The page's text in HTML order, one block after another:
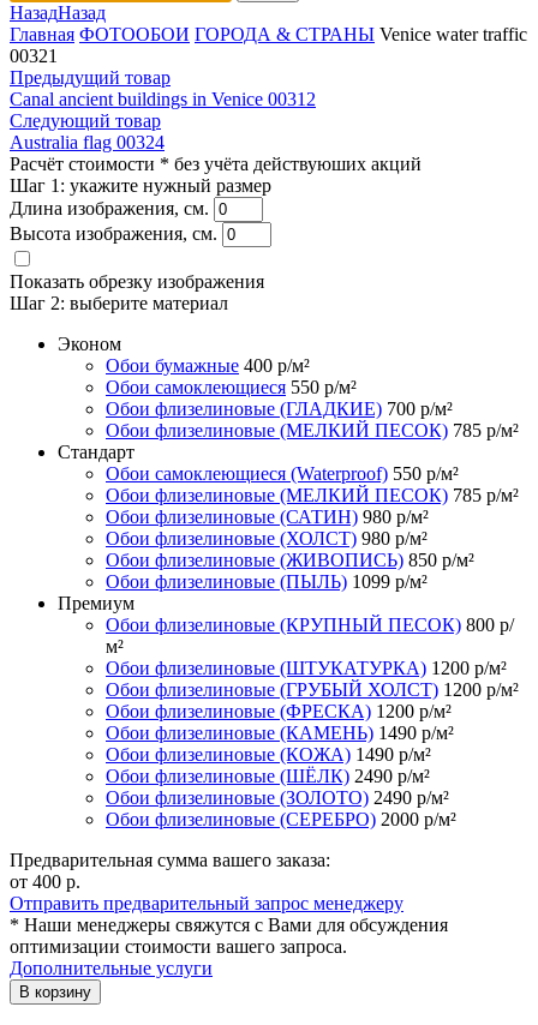
НазадНазад
Главная ФОТООБОИ ГОРОДА & СТРАНЫ Venice water traffic
00321
Предыдущий товар
Сanal ancient buildings in Venice 00312
Следующий товар
Australia flag 00324
Расчёт стоимости * без учёта действуюших акций
Шаг 1: укажите нужный размер
Длина изображения, см.
Высота изображения, см.
Показать обрезку изображения
Шаг 2: выберите материал
Эконом
Обои бумажные 400 р/м²
Обои самоклеющиеся 550 р/м²
Обои флизелиновые (ГЛАДКИЕ) 700 р/м²
Обои флизелиновые (МЕЛКИЙ ПЕСОК) 785 р/м²
Стандарт
Обои самоклеющиеся (Waterproof) 550 р/м²
Обои флизелиновые (МЕЛКИЙ ПЕСОК) 785 р/м²
Обои флизелиновые (САТИН) 980 р/м²
Обои флизелиновые (ХОЛСТ) 980 р/м²
Обои флизелиновые (ЖИВОПИСЬ) 850 р/м²
Обои флизелиновые (ПЫЛЬ) 1099 р/м²
Премиум
Обои флизелиновые (КРУПНЫЙ ПЕСОК) 800 р/
м²
Обои флизелиновые (ШТУКАТУРКА) 1200 р/м²
Обои флизелиновые (ГРУБЫЙ ХОЛСТ) 1200 р/м²
Обои флизелиновые (ФРЕСКА) 1200 р/м²
Обои флизелиновые (КАМЕНЬ) 1490 р/м²
Обои флизелиновые (КОЖА) 1490 р/м²
Обои флизелиновые (ШЁЛК) 2490 р/м²
Обои флизелиновые (ЗОЛОТО) 2490 р/м²
Обои флизелиновые (СЕРЕБРО) 2000 р/м²
Предварительная сумма вашего заказа:
от 400 р.
Отправить предварительный запрос менеджеру
* Наши менеджеры свяжутся с Вами для обсуждения
оптимизации стоимости вашего запроса.
Дополнительные услуги
В корзину